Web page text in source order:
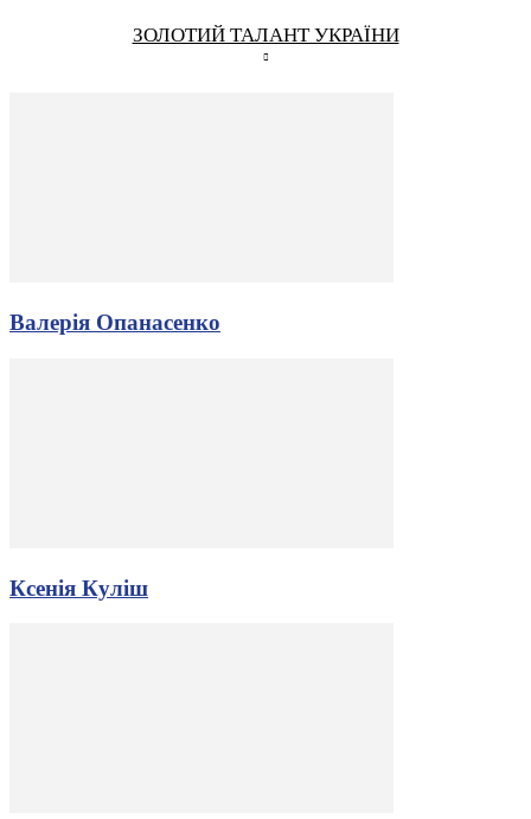
ЗОЛОТИЙ ТАЛАНТ УКРАЇНИ
Валерія Опанасенко
Ксенія Куліш